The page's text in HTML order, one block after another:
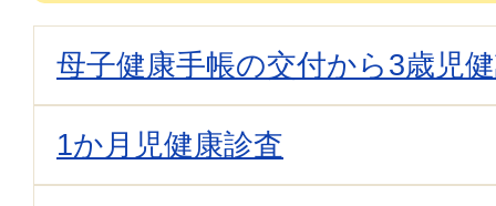
母子健康手帳の交付から3歳児
1か月児健康診査